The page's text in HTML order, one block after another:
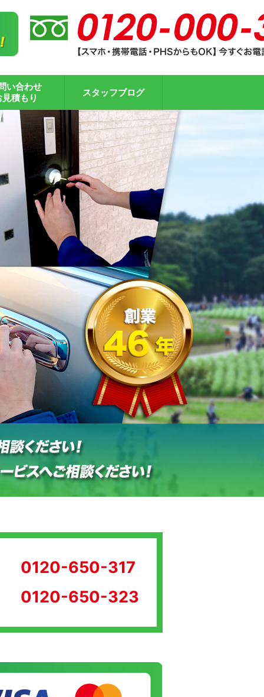
い合わせ
積もり
スタッフブログ
0120-650-317
0120-650-323